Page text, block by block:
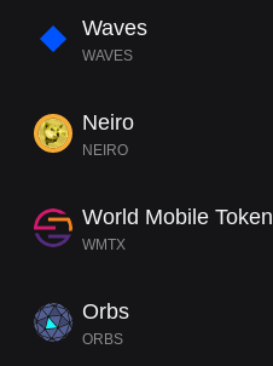
Waves
WAVES
Neiro
NEIRO
World Mobile Token
WMTX
Orbs
ORBS